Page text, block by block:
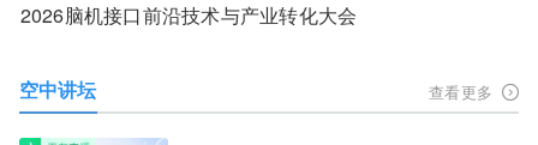
2026脑机接口前沿技术与产业转化大会
空中讲坛 查看更多